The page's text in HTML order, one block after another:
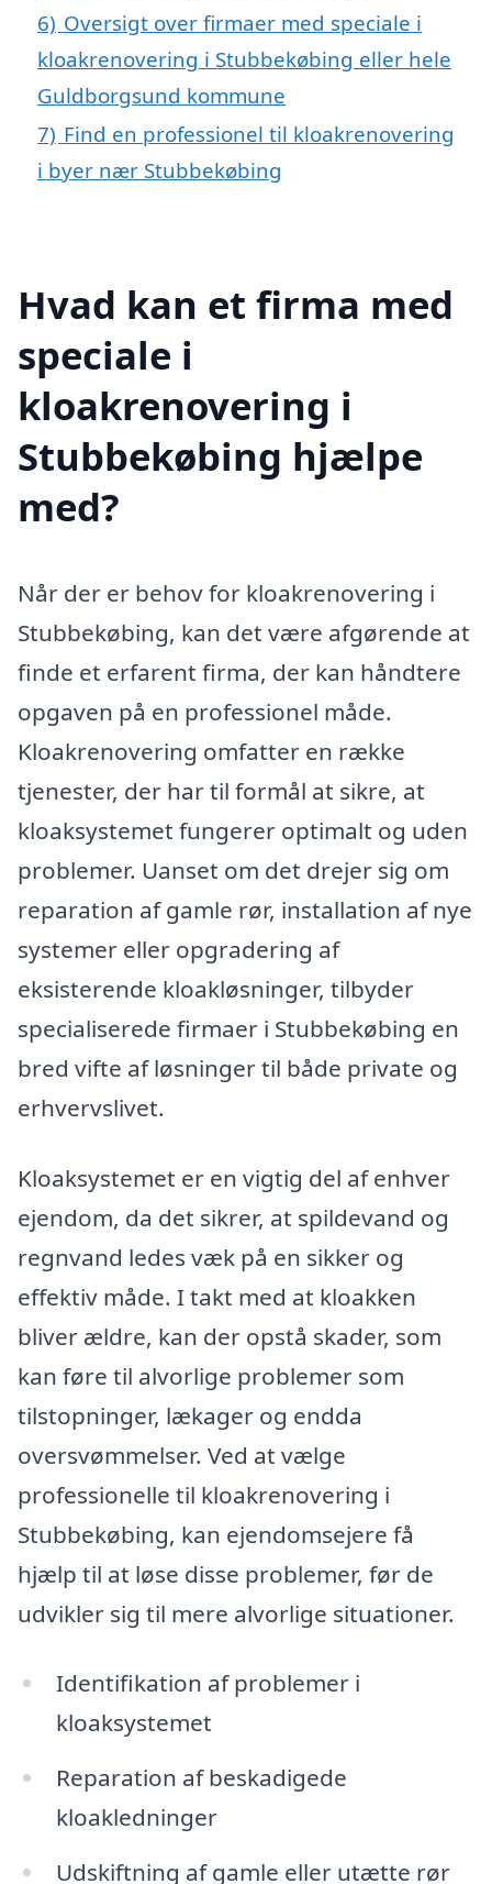
6) Oversigt over firmaer med speciale i
kloakrenovering i Stubbekøbing eller hele
Guldborgsund kommune
7) Find en professionel til kloakrenovering
i byer nær Stubbekøbing
Hvad kan et firma med
speciale i
kloakrenovering i
Stubbekøbing hjælpe
med?
Når der er behov for kloakrenovering i
Stubbekøbing, kan det være afgørende at
finde et erfarent firma, der kan håndtere
opgaven på en professionel måde.
Kloakrenovering omfatter en række
tjenester, der har til formål at sikre, at
kloaksystemet fungerer optimalt og uden
problemer. Uanset om det drejer sig om
reparation af gamle rør, installation af nye
systemer eller opgradering af
eksisterende kloakløsninger, tilbyder
specialiserede firmaer i Stubbekøbing en
bred vifte af løsninger til både private og
erhvervslivet.
Kloaksystemet er en vigtig del af enhver
ejendom, da det sikrer, at spildevand og
regnvand ledes væk på en sikker og
effektiv måde. I takt med at kloakken
bliver ældre, kan der opstå skader, som
kan føre til alvorlige problemer som
tilstopninger, lækager og endda
oversvømmelser. Ved at vælge
professionelle til kloakrenovering i
Stubbekøbing, kan ejendomsejere få
hjælp til at løse disse problemer, før de
udvikler sig til mere alvorlige situationer.
Identifikation af problemer i
kloaksystemet
Reparation af beskadigede
kloakledninger
Udskiftning af gamle eller utætte rør